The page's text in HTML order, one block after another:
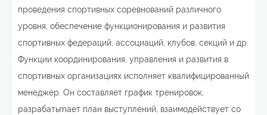
проведения спортивных соревнований различного
уровня, обеспечение функционирования и развития
спортивных федераций, ассоциаций, клубов, секций и др.
Функции координирования, управления и развития в
спортивных организациях исполняет квалифицированный
менеджер. Он составляет график тренировок,
разрабатьmает план выступлений, взаимодействует со